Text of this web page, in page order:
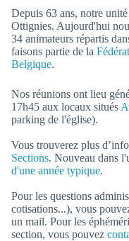
Depuis 63 ans, notre
Ottignies. Aujourd'hui
34 animateurs répartis
faisons partie de la
Belgique.
Nos réunions ont lieu
17h45 aux locaux situés
parking de l'église).
Vous trouverez plus
Sections. Nouveau dans
d'une année typique.
Pour les questions
cotisations...), vous
un mail. Pour les
section, vous pouvez